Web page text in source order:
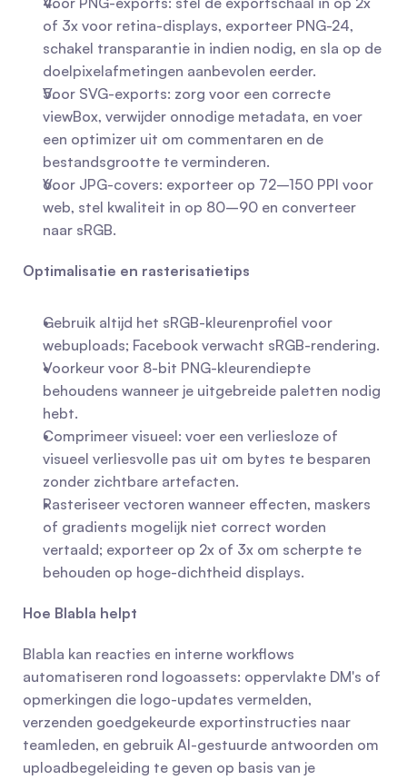
of 3x voor retina-displays, exporteer PNG-24,
schakel transparantie in indien nodig, en sla op de
doelpixelafmetingen aanbevolen eerder.
Voor SVG-exports: zorg voor een correcte
viewBox, verwijder onnodige metadata, en voer
een optimizer uit om commentaren en de
bestandsgrootte te verminderen.
Voor JPG-covers: exporteer op 72–150 PPI voor
web, stel kwaliteit in op 80–90 en converteer
naar sRGB.
Optimalisatie en rasterisatietips
Gebruik altijd het sRGB-kleurenprofiel voor
webuploads; Facebook verwacht sRGB-rendering.
Voorkeur voor 8-bit PNG-kleurendiepte
behoudens wanneer je uitgebreide paletten nodig
hebt.
Comprimeer visueel: voer een verliesloze of
visueel verliesvolle pas uit om bytes te besparen
zonder zichtbare artefacten.
Rasteriseer vectoren wanneer effecten, maskers
of gradients mogelijk niet correct worden
vertaald; exporteer op 2x of 3x om scherpte te
behouden op hoge-dichtheid displays.
Hoe Blabla helpt
Blabla kan reacties en interne workflows
automatiseren rond logoassets: oppervlakte DM's of
opmerkingen die logo-updates vermelden,
verzenden goedgekeurde exportinstructies naar
teamleden, en gebruik AI-gestuurde antwoorden om
uploadbegeleiding te geven op basis van je